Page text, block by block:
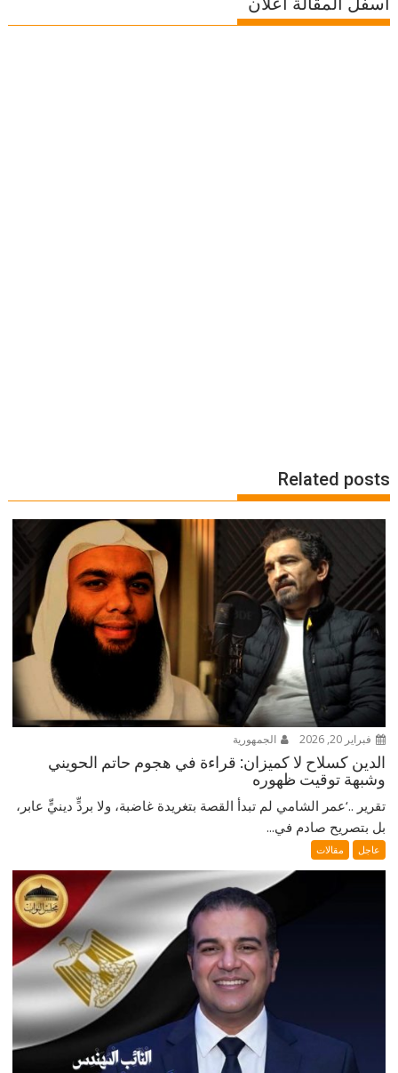
Related posts
فبراير 20, 2026 الجمهورية
الدين كسلاح لا كميزان: قراءة في هجوم حاتم الحويني
وشبهة توقيت ظهوره
تقرير ..‘عمر الشامي لم تبدأ القصة بتغريدة غاضبة، ولا بردٍّ دينيٍّ عابر،
بل بتصريح صادم في...
عاجل مقالات